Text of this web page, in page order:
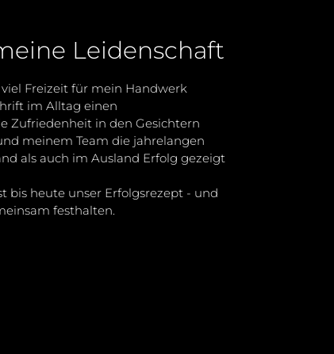
Leidenschaft
Freizeit für mein Handwerk
im Alltag einen
Zufriedenheit in den Gesichtern
meinem Team die jahrelangen
als auch im Ausland Erfolg gezeigt
bis heute unser Erfolgsrezept - und
festhalten.